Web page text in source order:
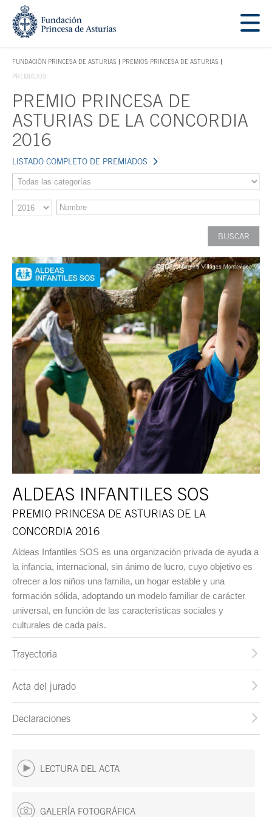
Saltar navegación. Ir directamente al contenido principal
FUNDACIÓN PRINCESA DE ASTURIAS
TECLA DE ACCESO 1
PREMIOS PRINCESA DE ASTURIAS
PREMIADOS
Contenido principal
PREMIO PRINCESA DE
ASTURIAS DE LA CONCORDIA
2016
LISTADO COMPLETO DE PREMIADOS
ALDEAS INFANTILES SOS
PREMIO PRINCESA DE ASTURIAS DE LA
CONCORDIA 2016
Aldeas Infantiles SOS es una organización privada de ayuda a
la infancia, internacional, sin ánimo de lucro, cuyo objetivo es
ofrecer a los niños una familia, un hogar estable y una
formación sólida, adoptando un modelo familiar de carácter
universal, en función de las características sociales y
culturales de cada país.
Trayectoria
Acta del jurado
Declaraciones
LECTURA DEL ACTA
GALERÍA FOTOGRÁFICA